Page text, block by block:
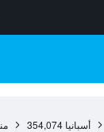
أسبانيا 354,074